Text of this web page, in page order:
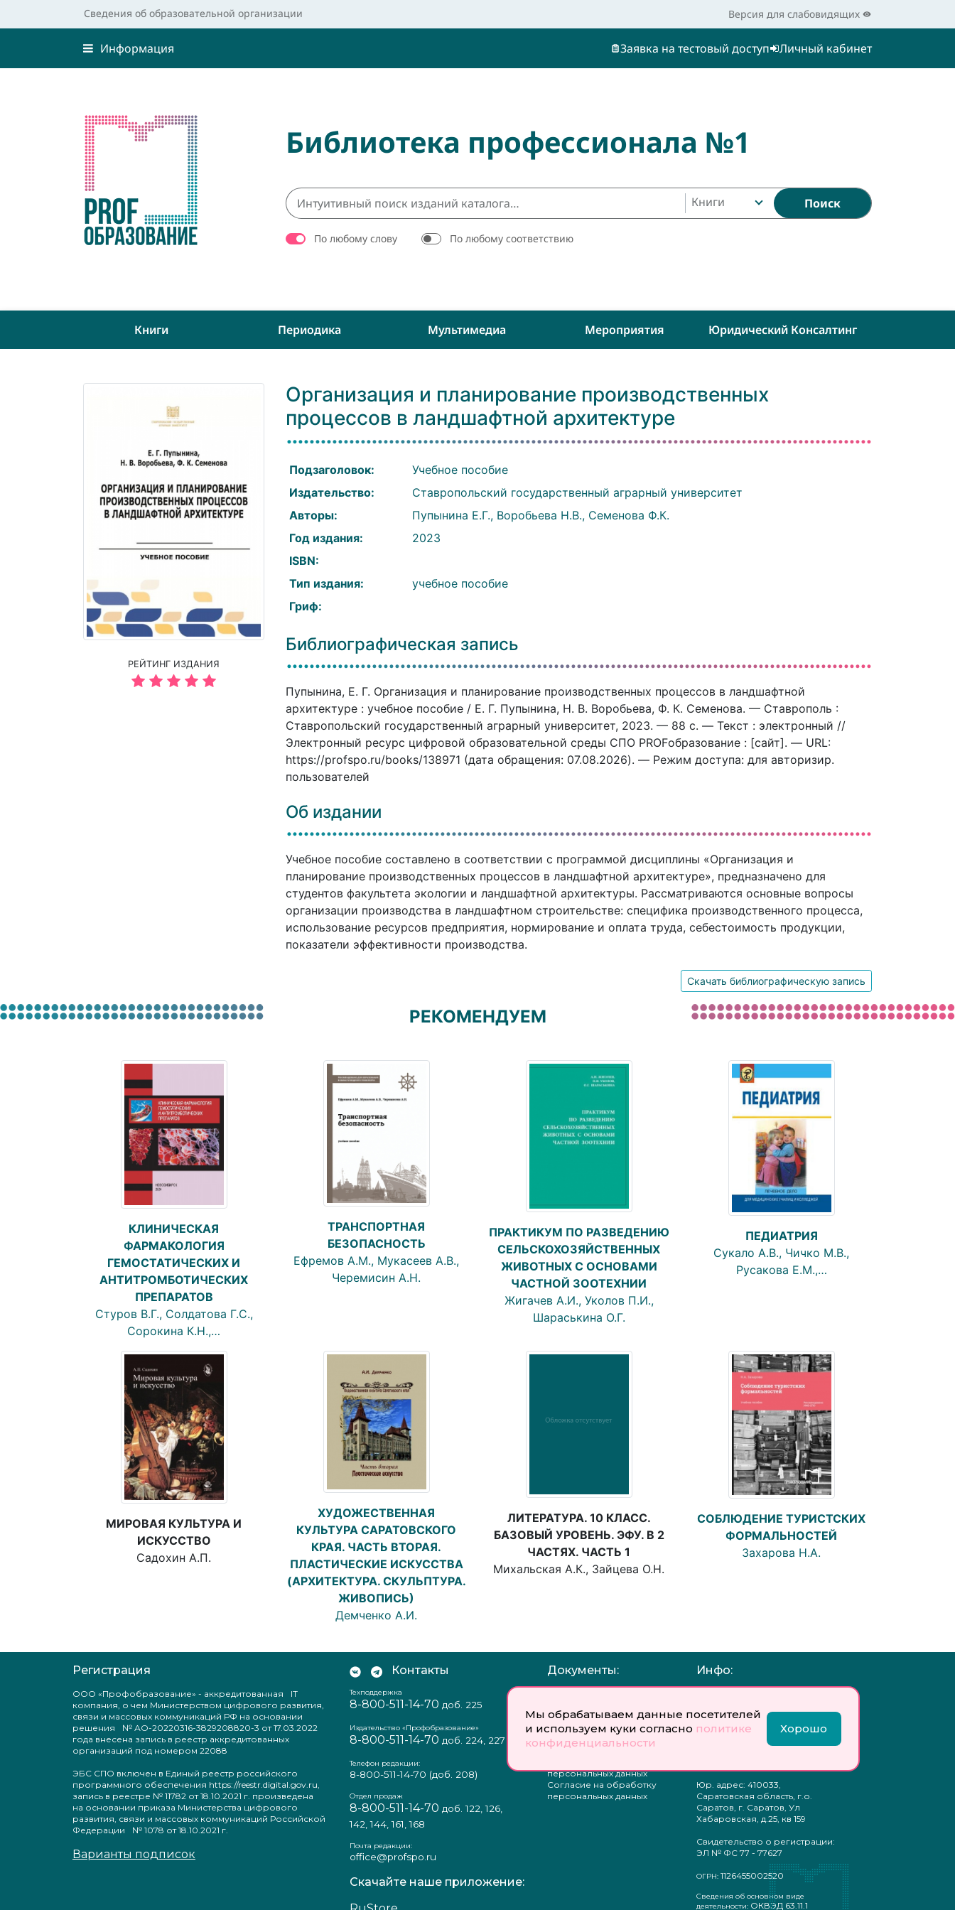
Мы обрабатываем данные посетителей
и используем куки согласно политике
конфиденциальности
Хорошо
Сведения об образовательной организации Версия для слабовидящих
Информация Заявка на тестовый доступ Личный кабинет
Библиотека профессионала №1
Книги Поиск
По любому слову По любому соответствию
Книги Периодика Мультимедиа Мероприятия Юридический Консалтинг
РЕЙТИНГ ИЗДАНИЯ
Организация и планирование производственных
процессов в ландшафтной архитектуре
Подзаголовок:
Учебное пособие
Издательство:
Ставропольский государственный аграрный университет
Авторы:
Пупынина Е.Г., Воробьева Н.В., Семенова Ф.К.
Год издания:
2023
ISBN:
Тип издания:
учебное пособие
Гриф:
Библиографическая запись
Пупынина, Е. Г. Организация и планирование производственных процессов в ландшафтной
архитектуре : учебное пособие / Е. Г. Пупынина, Н. В. Воробьева, Ф. К. Семенова. — Ставрополь :
Ставропольский государственный аграрный университет, 2023. — 88 c. — Текст : электронный //
Электронный ресурс цифровой образовательной среды СПО PROFобразование : [сайт]. — URL:
https://profspo.ru/books/138971 (дата обращения: 07.08.2026). — Режим доступа: для авторизир.
пользователей
Об издании
Учебное пособие составлено в соответствии с программой дисциплины «Организация и
планирование производственных процессов в ландшафтной архитектуре», предназначено для
студентов факультета экологии и ландшафтной архитектуры. Рассматриваются основные вопросы
организации производства в ландшафтном строительстве: специфика производственного процесса,
использование ресурсов предприятия, нормирование и оплата труда, себестоимость продукции,
показатели эффективности производства.
Скачать библиографическую запись
РЕКОМЕНДУЕМ
КЛИНИЧЕСКАЯ
ФАРМАКОЛОГИЯ
ГЕМОСТАТИЧЕСКИХ И
АНТИТРОМБОТИЧЕСКИХ
ПРЕПАРАТОВ
Стуров В.Г., Солдатова Г.С.,
Сорокина К.Н.,…
ТРАНСПОРТНАЯ
БЕЗОПАСНОСТЬ
Ефремов А.М., Мукасеев А.В.,
Черемисин А.Н.
ПРАКТИКУМ ПО РАЗВЕДЕНИЮ
СЕЛЬСКОХОЗЯЙСТВЕННЫХ
ЖИВОТНЫХ С ОСНОВАМИ
ЧАСТНОЙ ЗООТЕХНИИ
Жигачев А.И., Уколов П.И.,
Шараськина О.Г.
ПЕДИАТРИЯ
Сукало А.В., Чичко М.В.,
Русакова Е.М.,…
МИРОВАЯ КУЛЬТУРА И
ИСКУССТВО
Садохин А.П.
ХУДОЖЕСТВЕННАЯ
КУЛЬТУРА САРАТОВСКОГО
КРАЯ. ЧАСТЬ ВТОРАЯ.
ПЛАСТИЧЕСКИЕ ИСКУССТВА
(АРХИТЕКТУРА. СКУЛЬПТУРА.
ЖИВОПИСЬ)
Демченко А.И.
ЛИТЕРАТУРА. 10 КЛАСС.
БАЗОВЫЙ УРОВЕНЬ. ЭФУ. В 2
ЧАСТЯХ. ЧАСТЬ 1
Михальская А.К., Зайцева О.Н.
СОБЛЮДЕНИЕ ТУРИСТСКИХ
ФОРМАЛЬНОСТЕЙ
Захарова Н.А.
Регистрация
ООО «Профобразование» - аккредитованная IT
компания, о чем Министерством цифрового развития,
связи и массовых коммуникаций РФ на основании
решения № АО-20220316-3829208820-3 от 17.03.2022
года внесена запись в реестр аккредитованных
организаций под номером 22088
ЭБС СПО включен в Единый реестр российского
программного обеспечения https://reestr.digital.gov.ru,
запись в реестре № 11782 от 18.10.2021 г. произведена
на основании приказа Министерства цифрового
развития, связи и массовых коммуникаций Российской
Федерации № 1078 от 18.10.2021 г.
Варианты подписок
Контакты
Техподдержка
8-800-511-14-70 доб. 225
Издательство «Профобразование»
8-800-511-14-70 доб. 224, 227
Телефон редакции:
8-800-511-14-70 (доб. 208)
Отдел продаж
8-800-511-14-70 доб. 122, 126,
142, 144, 161, 168
Почта редакции:
office@profspo.ru
Скачайте наше приложение:
Документы:
Пользовательское
соглашение
Политика
конфиденциальности
персональных данных
Согласие на обработку
персональных данных
Инфо:
ответственностью
«Профобразование»
Юр. адрес: 410033,
Саратовская область, г.о.
Саратов, г. Саратов, Ул
Хабаровская, д.25, кв 159
Свидетельство о регистрации:
ЭЛ № ФС 77 - 77627
ОГРН: 1126455002520
Сведения об основном виде
деятельности: ОКВЭД 63.11.1